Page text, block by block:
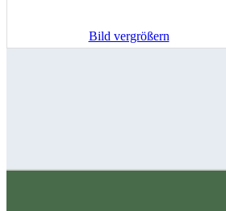
Bild vergrößern